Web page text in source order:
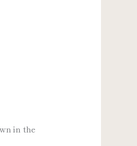
in the